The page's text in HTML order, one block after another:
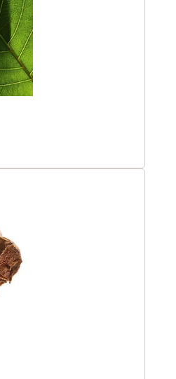
nouveau flacon
la 1ère recharge, vous
par rapport au
1 fois votre flacon,
complets et 1 flacon
calculé à partir d'une